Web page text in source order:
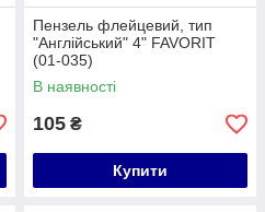
Пензель флейцевий, тип
"Англійський" 4" FAVORIT
(01-035)
В наявності
105 ₴
Купити